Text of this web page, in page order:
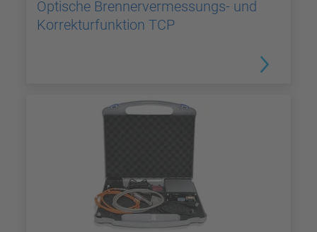
Optische Brennervermessungs- und
Korrekturfunktion TCP